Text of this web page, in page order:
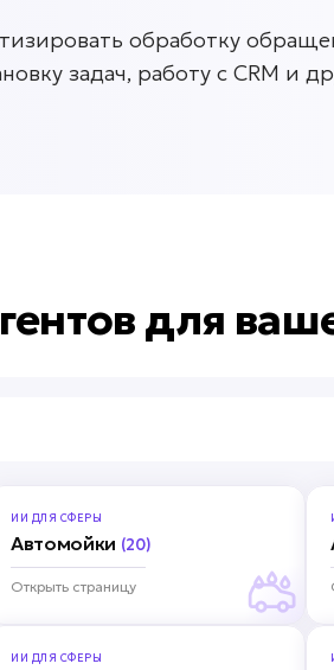
обработку
задач, работу с CRM
для
ИИ ДЛЯ СФЕРЫ
Автомойки (20)
Открыть страницу
ИИ ДЛЯ СФЕРЫ